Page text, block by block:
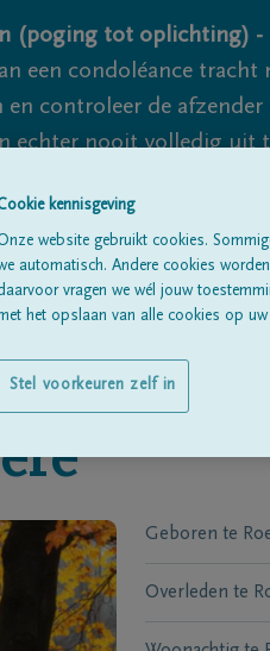
(poging tot oplichting) -
een condoléance
controleer de
echter nooit volledig uit
Geboren te
Overleden te
kennisgeving
website gebruikt cookies.
automatisch. Andere cookies
vragen we wél jouw
het opslaan van alle cookies op
Stel voorkeuren zelf in